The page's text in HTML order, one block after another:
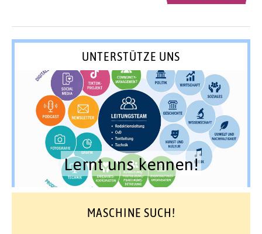
UNTERSTÜTZE UNS
Lernt uns kennen!
MASCHINE SUCH!